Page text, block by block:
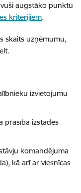
augstāko punktu
kritērijiem.
skaits uzņēmumu,
izvietojumu
prasība izstādes
komandējuma
kā arī ar viesnīcas